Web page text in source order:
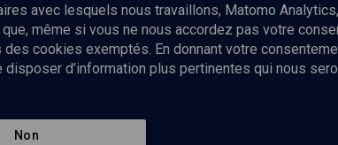
avec lesquels nous travaillons, Matomo
même si vous ne nous accordez pas votre
cookies exemptés. En donnant votre
d’information plus pertinentes qui nous
Non